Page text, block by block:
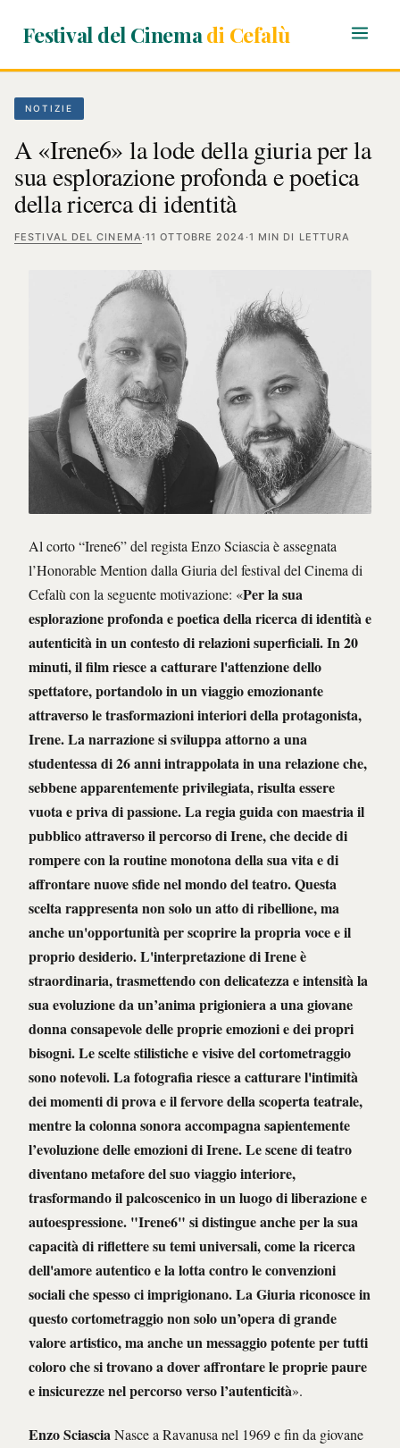
Festival del Cinemadi Cefalù
NOTIZIE
A «Irene6» la lode della giuria per la
sua esplorazione profonda e poetica
della ricerca di identità
FESTIVAL DEL CINEMA·11 OTTOBRE 2024 ·1 MIN DI LETTURA
Al corto “Irene6” del regista Enzo Sciascia è assegnata
l’Honorable Mention dalla Giuria del festival del Cinema di
Cefalù con la seguente motivazione: «Per la sua
esplorazione profonda e poetica della ricerca di identità e
autenticità in un contesto di relazioni superficiali. In 20
minuti, il film riesce a catturare l'attenzione dello
spettatore, portandolo in un viaggio emozionante
attraverso le trasformazioni interiori della protagonista,
Irene. La narrazione si sviluppa attorno a una
studentessa di 26 anni intrappolata in una relazione che,
sebbene apparentemente privilegiata, risulta essere
vuota e priva di passione. La regia guida con maestria il
pubblico attraverso il percorso di Irene, che decide di
rompere con la routine monotona della sua vita e di
affrontare nuove sfide nel mondo del teatro. Questa
scelta rappresenta non solo un atto di ribellione, ma
anche un'opportunità per scoprire la propria voce e il
proprio desiderio. L'interpretazione di Irene è
straordinaria, trasmettendo con delicatezza e intensità la
sua evoluzione da un’anima prigioniera a una giovane
donna consapevole delle proprie emozioni e dei propri
bisogni. Le scelte stilistiche e visive del cortometraggio
sono notevoli. La fotografia riesce a catturare l'intimità
dei momenti di prova e il fervore della scoperta teatrale,
mentre la colonna sonora accompagna sapientemente
l’evoluzione delle emozioni di Irene. Le scene di teatro
diventano metafore del suo viaggio interiore,
trasformando il palcoscenico in un luogo di liberazione e
autoespressione. "Irene6" si distingue anche per la sua
capacità di riflettere su temi universali, come la ricerca
dell'amore autentico e la lotta contro le convenzioni
sociali che spesso ci imprigionano. La Giuria riconosce in
questo cortometraggio non solo un’opera di grande
valore artistico, ma anche un messaggio potente per tutti
coloro che si trovano a dover affrontare le proprie paure
e insicurezze nel percorso verso l’autenticità».
Enzo SciasciaNasce a Ravanusa nel 1969 e fin da giovane